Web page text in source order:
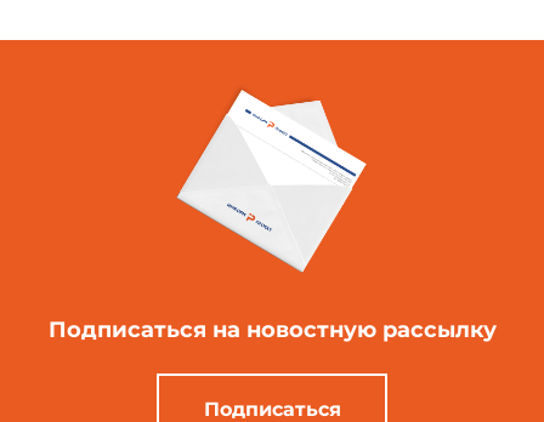
Подписаться на новостную рассылку
Подписаться